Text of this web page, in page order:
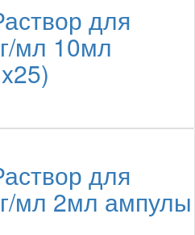
для
мл 10мл
для
мл 2мл ампулы